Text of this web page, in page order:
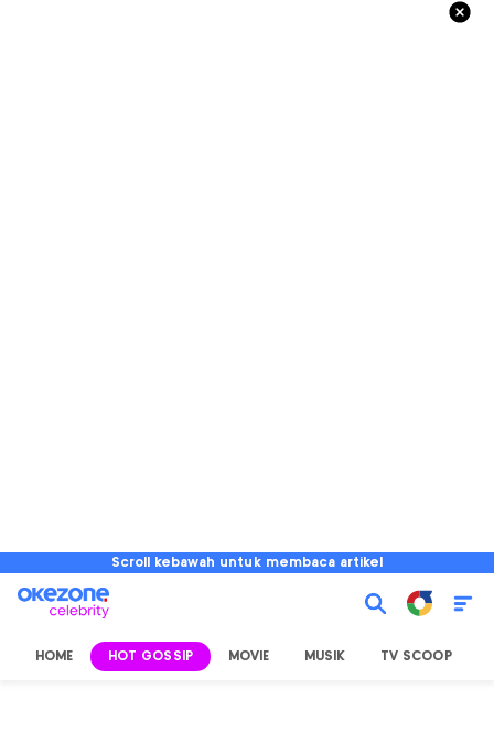
Scroll kebawah untuk membaca artikel
HOME HOT GOSSIP MOVIE MUSIK TV SCOOP